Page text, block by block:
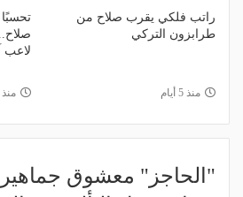
راتب فلكي يقرب صلاح من
طرابزون التركي
منذ 5 أيام
لاعب
"الحاجز" معشوق جماهير